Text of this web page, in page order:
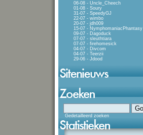
06-08 - Uncle_Cheech
01-08 - Soury
31-07 - SpeedyGJ
22-07 - wimbo
20-07 - jdh009
15-07 - NymphomaniacPhantasy
09-07 - Dagoduck
07-07 - sleuthtiara
07-07 - firehomesick
04-07 - Divcom
04-07 - Teerzii
29-06 - Jdood
Gedetailleerd zoeken